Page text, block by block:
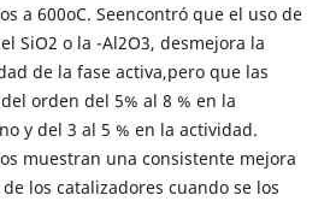
a 600oC. Seencontró que el uso de
SiO2 o la -Al2O3, desmejora la
de la fase activa,pero que las
orden del 5% al 8 % en la
y del 3 al 5 % en la actividad.
muestran una consistente mejora
los catalizadores cuando se los